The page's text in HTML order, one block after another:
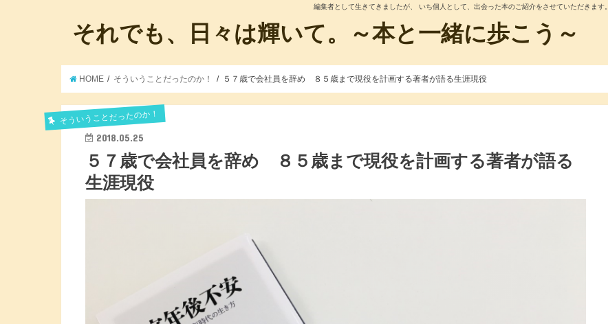
編集者として生きてきましたが、 いち個人として、出会った本のご紹介をさせていただきます。
それでも、日々は輝いて。～本と一緒に歩こう～
HOME そういうことだったのか！ ５７歳で会社員を辞め ８５歳まで現役を計画する著者が語る生涯現役
そういうことだったのか！
2018.05.25
５７歳で会社員を辞め ８５歳まで現役を計画する著者が語る
生涯現役